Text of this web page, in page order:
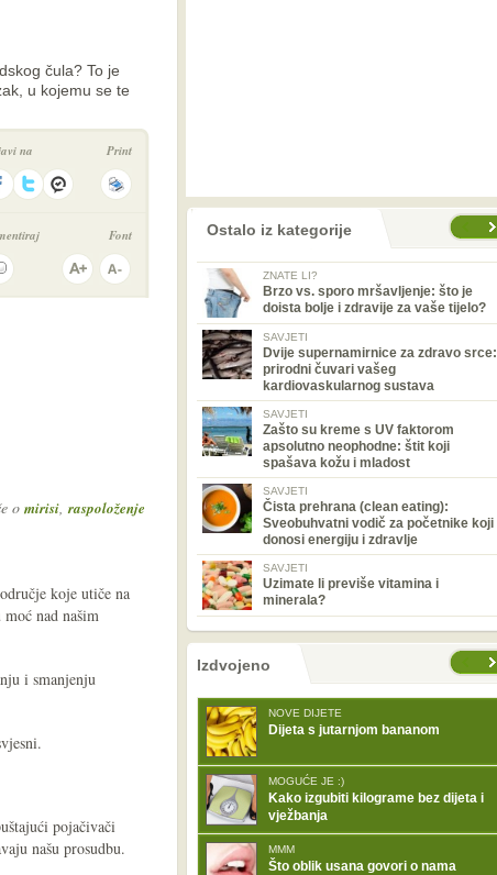
čula? To je
u kojemu se te
na Print
Font
o mirisi,raspoloženje
koje utiče na
nad našim
i smanjenju
pojačivači
našu prosudbu.
Ostalo iz kategorije
ZNATE LI?
Brzo vs. sporo mršavljenje: što je
doista bolje i zdravije za vaše tijelo?
SAVJETI
Dvije supernamirnice za zdravo srce:
prirodni čuvari vašeg
kardiovaskularnog sustava
SAVJETI
Zašto su kreme s UV faktorom
apsolutno neophodne: štit koji
spašava kožu i mladost
SAVJETI
Čista prehrana (clean eating):
Sveobuhvatni vodič za početnike koji
donosi energiju i zdravlje
SAVJETI
Uzimate li previše vitamina i
minerala?
nema prethodne stranice
sljedećeIzdvojeno
NOVE DIJETE
Dijeta s jutarnjom bananom
MOGUĆE JE :)
Kako izgubiti kilograme bez dijeta i
vježbanja
MMM
Što oblik usana govori o nama